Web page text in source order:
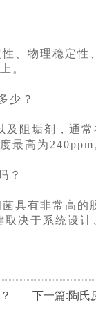
、物理稳定
。
少？
阻垢剂，通
最高为240ppm
？
具有非常高
决于系统设
下一篇:陶氏